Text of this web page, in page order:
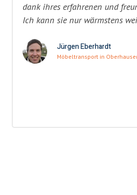
dank ihres erfahrenen und
Ich kann sie nur wärmstens
Jürgen Eberhardt
Möbeltransport in